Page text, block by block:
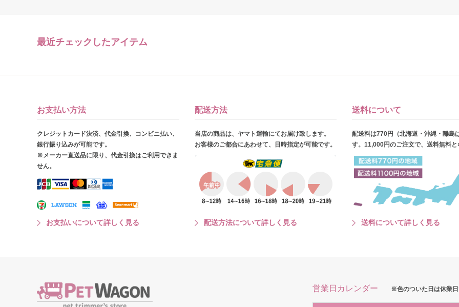
最近チェックしたアイテム
お支払い方法
クレジットカード決済、代金引換、コンビニ払い、
銀行振り込みが可能です。
※メーカー直送品に限り、代金引換はご利用できま
せん。
お支払いについて詳しく見る
配送方法
当店の商品は、ヤマト運輸にてお届け致します。
お客様のご都合にあわせて、日時指定が可能です。
配送方法について詳しく見る
送料について
配送料は770円（北海道・沖縄・離島
す。11,000円のご注文で、送料無料と
送料について詳しく見る
営業日カレンダー ※色のついた日は休業日